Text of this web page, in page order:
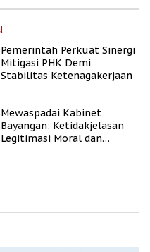
Pemerintah Perkuat Sinergi
Mitigasi PHK Demi
Stabilitas Ketenagakerjaan
Mewaspadai Kabinet
Bayangan: Ketidakjelasan
Legitimasi Moral dan